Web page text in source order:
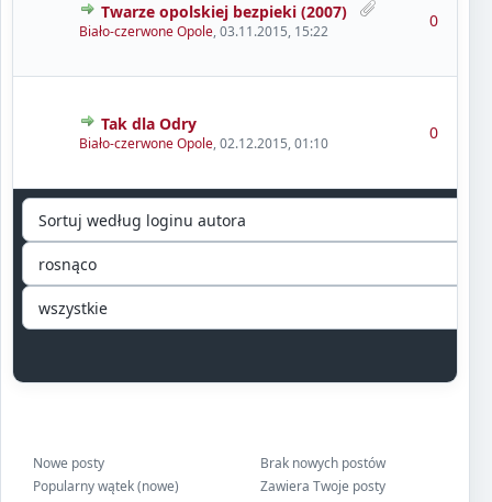
Twarze opolskiej bezpieki (2007)
Biało-czerwone Opole,03.11.2015, 15:22
0
Tak dla Odry
Biało-czerwone Opole,02.12.2015, 01:10
0
Nowe posty
Popularny wątek (nowe)
Brak nowych postów
Zawiera Twoje posty